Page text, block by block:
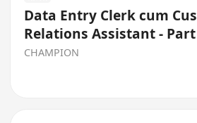
Data Entry Clerk cum
Relations Assistant -
CHAMPION